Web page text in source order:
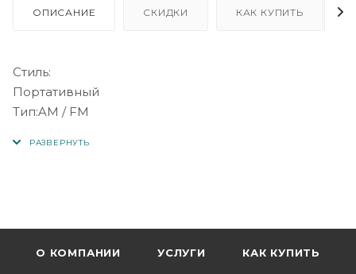
ОПИСАНИЕ СКИДКИ КАК КУПИТЬ
Стиль:
Портативный
Тип:AM / FM
HAIRUN
Модели: HR-
О КОМПАНИИ УСЛУГИ КАК КУПИТЬ